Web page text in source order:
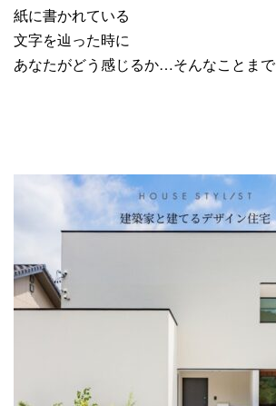
紙に書かれている
文字を辿った時に
あなたがどう感じるか…そんなことまで